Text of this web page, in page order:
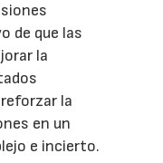
de que las
la
la
en un
e incierto.